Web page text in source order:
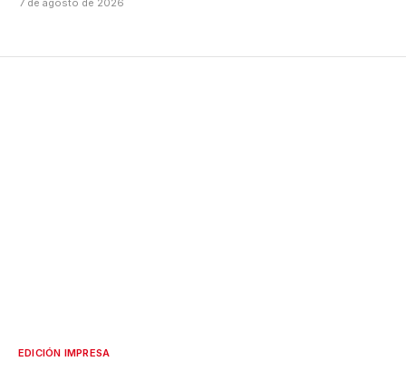
7 de agosto de 2026
EDICIÓN IMPRESA